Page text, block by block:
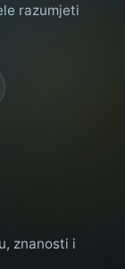
razumjeti
znanosti i